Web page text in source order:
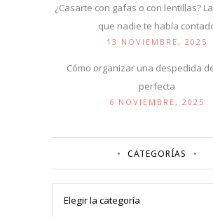
¿Casarte con gafas o con lentillas?
que nadie te había
13 NOVIEMBRE, 2025
Cómo organizar una despedida
perfecta
6 NOVIEMBRE, 2025
CATEGORÍAS